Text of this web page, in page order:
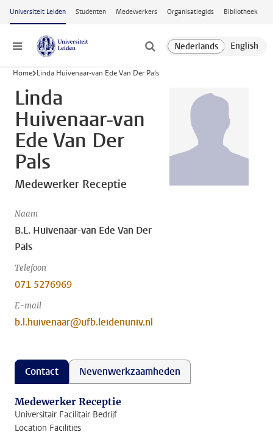
Ga naar hoofdinhoud
Universiteit Leiden Studenten Medewerkers Organisatiegids Bibliotheek
Menu
Home Linda Huivenaar-van Ede Van Der Pals
Linda
Huivenaar-van
Ede Van Der
Pals
Medewerker Receptie
Naam
B.L. Huivenaar-van Ede Van Der
Pals
Telefoon
071 5276969
E-mail
b.l.huivenaar@ufb.leidenuniv.nl
Contact Nevenwerkzaamheden
Medewerker Receptie
Universitair Facilitair Bedrijf
Location Facilities